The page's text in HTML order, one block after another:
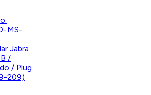
MS-